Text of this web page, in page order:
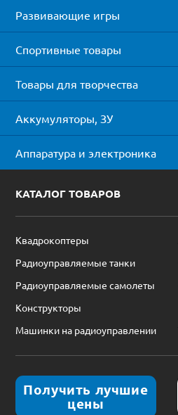
Развивающие игры
Спортивные товары
Товары для творчества
Аккумуляторы, ЗУ
Аппаратура и электроника
КАТАЛОГ ТОВАРОВ
Квадрокоптеры
Радиоуправляемые танки
Радиоуправляемые самолеты
Конструкторы
Машинки на радиоуправлении
Получить лучшие
цены